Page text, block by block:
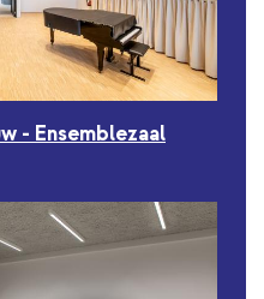
- Ensemblezaal